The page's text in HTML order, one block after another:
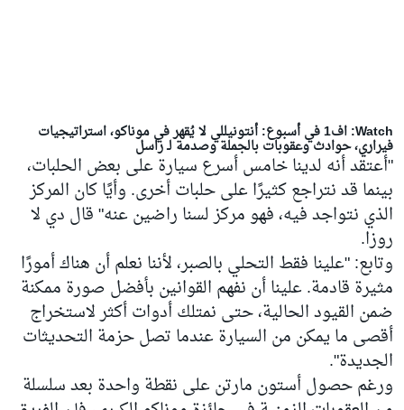
Watch: اف1 في أسبوع: أنتونيللي لا يُقهر في موناكو، استراتيجيات
فيراري، حوادث وعقوبات بالجملة وصدمة لـ راسل
"أعتقد أنه لدينا خامس أسرع سيارة على بعض الحلبات،
بينما قد نتراجع كثيرًا على حلبات أخرى. وأيًا كان المركز
الذي نتواجد فيه، فهو مركز لسنا راضين عنه" قال دي لا
روزا.
وتابع: "علينا فقط التحلي بالصبر، لأننا نعلم أن هناك أمورًا
مثيرة قادمة. علينا أن نفهم القوانين بأفضل صورة ممكنة
ضمن القيود الحالية، حتى نمتلك أدوات أكثر لاستخراج
أقصى ما يمكن من السيارة عندما تصل حزمة التحديثات
الجديدة".
ورغم حصول أستون مارتن على نقطة واحدة بعد سلسلة